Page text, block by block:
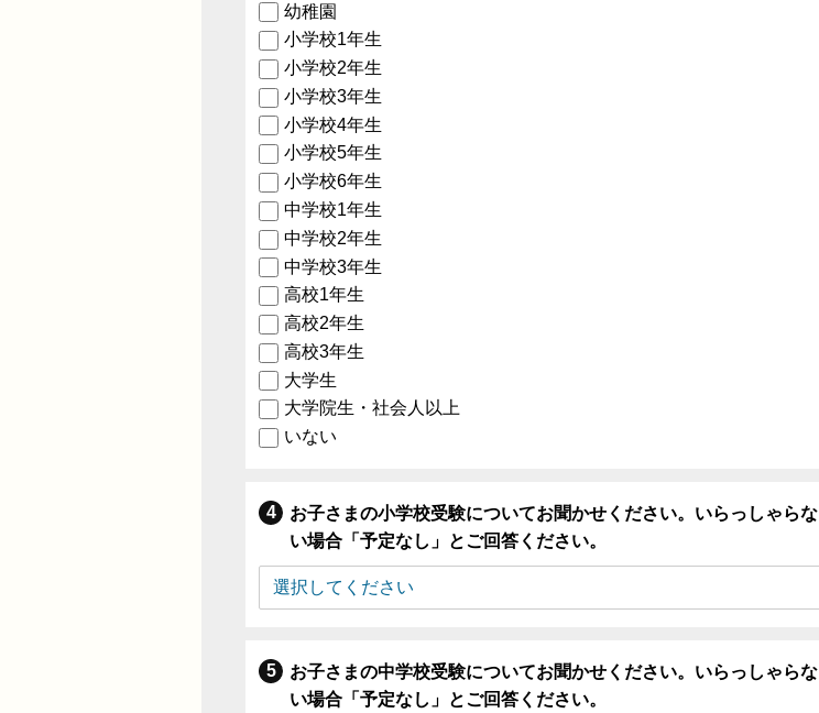
幼稚園
小学校1年生
小学校2年生
小学校3年生
小学校4年生
小学校5年生
小学校6年生
中学校1年生
中学校2年生
中学校3年生
高校1年生
高校2年生
高校3年生
大学生
大学院生・社会人以上
いない
お子さまの小学校受験についてお聞かせください。いらっしゃらな
い場合「予定なし」とご回答ください。
お子さまの中学校受験についてお聞かせください。いらっしゃらな
い場合「予定なし」とご回答ください。